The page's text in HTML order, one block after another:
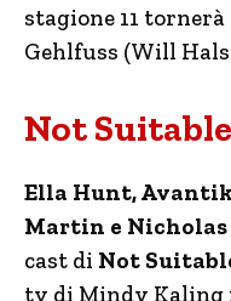
stagione 11
Gehlfuss (Will
Not
Ella Hunt,
Martin e
cast di Not
tv di Mindy Kaling